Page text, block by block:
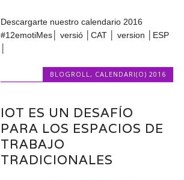
Descargarte nuestro calendario 2016
#12emotiMes│ versió │CAT │ version │ESP
BLOGROLL , CALENDARI(O) 2016
IOT ES UN DESAFÍO
PARA LOS ESPACIOS DE
TRABAJO
TRADICIONALES